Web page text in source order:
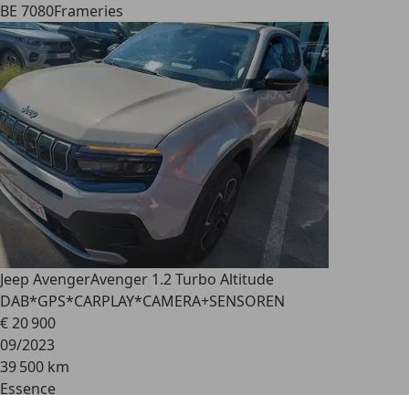
BE 7080Frameries
Jeep AvengerAvenger 1.2 Turbo Altitude
DAB*GPS*CARPLAY*CAMERA+SENSOREN
€ 20 900
09/2023
39 500 km
Essence